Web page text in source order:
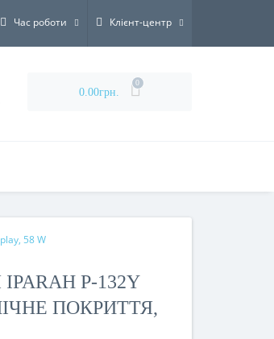
Час роботи Клієнт-центр
0.00грн.
0
58 W
P-132Y
ПОКРИТТЯ,